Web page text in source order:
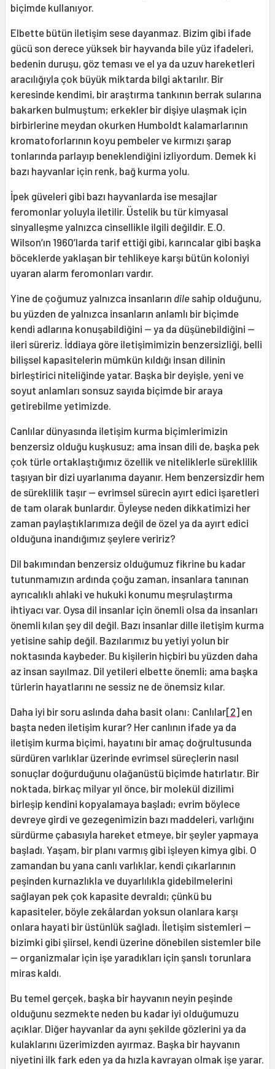
biçimde kullanıyor.
Elbette bütün iletişim sese dayanmaz. Bizim gibi ifade
gücü son derece yüksek bir hayvanda bile yüz ifadeleri,
bedenin duruşu, göz teması ve el ya da uzuv hareketleri
aracılığıyla çok büyük miktarda bilgi aktarılır. Bir
keresinde kendimi, bir araştırma tankının berrak sularına
bakarken bulmuştum; erkekler bir dişiye ulaşmak için
birbirlerine meydan okurken Humboldt kalamarlarının
kromatoforlarının koyu pembeler ve kırmızı şarap
tonlarında parlayıp beneklendiğini izliyordum. Demek ki
bazı hayvanlar için renk, bağ kurma yolu.
İpek güveleri gibi bazı hayvanlarda ise mesajlar
feromonlar yoluyla iletilir. Üstelik bu tür kimyasal
sinyalleşme yalnızca cinsellikle ilgili değildir. E.O.
Wilson’ın 1960’larda tarif ettiği gibi, karıncalar gibi başka
böceklerde yaklaşan bir tehlikeye karşı bütün koloniyi
uyaran alarm feromonları vardır.
Yine de çoğumuz yalnızca insanların dile sahip olduğunu,
bu yüzden de yalnızca insanların anlamlı bir biçimde
kendi adlarına konuşabildiğini — ya da düşünebildiğini —
ileri süreriz. İddiaya göre iletişimimizin benzersizliği, belli
bilişsel kapasitelerin mümkün kıldığı insan dilinin
birleştirici niteliğinde yatar. Başka bir deyişle, yeni ve
soyut anlamları sonsuz sayıda biçimde bir araya
getirebilme yetimizde.
Canlılar dünyasında iletişim kurma biçimlerimizin
benzersiz olduğu kuşkusuz; ama insan dili de, başka pek
çok türle ortaklaştığımız özellik ve niteliklerle süreklilik
taşıyan bir dizi uyarlanıma dayanır. Hem benzersizdir hem
de süreklilik taşır — evrimsel sürecin ayırt edici işaretleri
de tam olarak bunlardır. Öyleyse neden dikkatimizi her
zaman paylaştıklarımıza değil de özel ya da ayırt edici
olduğuna inandığımız şeylere veririz?
Dil bakımından benzersiz olduğumuz fikrine bu kadar
tutunmamızın ardında çoğu zaman, insanlara tanınan
ayrıcalıklı ahlaki ve hukuki konumu meşrulaştırma
ihtiyacı var. Oysa dil insanlar için önemli olsa da insanları
önemli kılan şey dil değil. Bazı insanlar dille iletişim kurma
yetisine sahip değil. Bazılarımız bu yetiyi yolun bir
noktasında kaybeder. Bu kişilerin hiçbiri bu yüzden daha
az insan sayılmaz. Dil yetileri elbette önemli; ama başka
türlerin hayatlarını ne sessiz ne de önemsiz kılar.
Daha iyi bir soru aslında daha basit olanı: Canlılar[2] en
başta neden iletişim kurar? Her canlının ifade ya da
iletişim kurma biçimi, hayatını bir amaç doğrultusunda
sürdüren varlıklar üzerinde evrimsel süreçlerin nasıl
sonuçlar doğurduğunu olağanüstü biçimde hatırlatır. Bir
noktada, birkaç milyar yıl önce, bir molekül dizilimi
birleşip kendini kopyalamaya başladı; evrim böylece
devreye girdi ve gezegenimizin bazı maddeleri, varlığını
sürdürme çabasıyla hareket etmeye, bir şeyler yapmaya
başladı. Yaşam, bir planı varmış gibi işleyen kimya gibi. O
zamandan bu yana canlı varlıklar, kendi çıkarlarının
peşinden kurnazlıkla ve duyarlılıkla gidebilmelerini
sağlayan pek çok kapasite devraldı; çünkü bu
kapasiteler, böyle zekâlardan yoksun olanlara karşı
onlara hayati bir üstünlük sağladı. İletişim sistemleri —
bizimki gibi şiirsel, kendi üzerine dönebilen sistemler bile
— organizmalar için işe yaradıkları için şanslı torunlara
miras kaldı.
Bu temel gerçek, başka bir hayvanın neyin peşinde
olduğunu sezmekte neden bu kadar iyi olduğumuzu
açıklar. Diğer hayvanlar da aynı şekilde gözlerini ya da
kulaklarını üzerimizden ayırmaz. Başka bir hayvanın
niyetini ilk fark eden ya da hızla kavrayan olmak işe yarar.